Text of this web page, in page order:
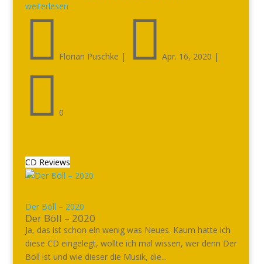
weiterlesen
 Florian Puschke |  Apr. 16, 2020 |
 0
CD Reviews
Der Böll – 2020
Der Böll – 2020
Ja, das ist schon ein wenig was Neues. Kaum hatte ich
diese CD eingelegt, wollte ich mal wissen, wer denn Der
Böll ist und wie dieser die Musik, die...